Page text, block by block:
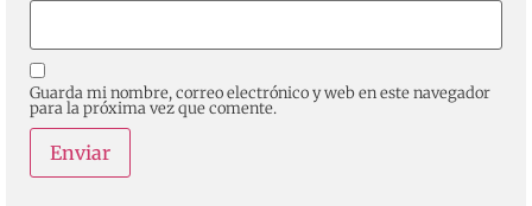
Guarda mi nombre, correo electrónico y web en este navegador
para la próxima vez que comente.